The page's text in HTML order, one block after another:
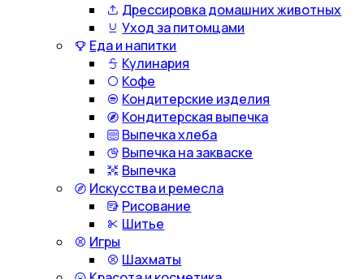
Дрессировка домашних животных
Уход за питомцами
Еда и напитки
Кулинария
Кофе
Кондитерские изделия
Кондитерская выпечка
Выпечка хлеба
Выпечка на закваске
Выпечка
Искусства и ремесла
Рисование
Шитье
Игры
Шахматы